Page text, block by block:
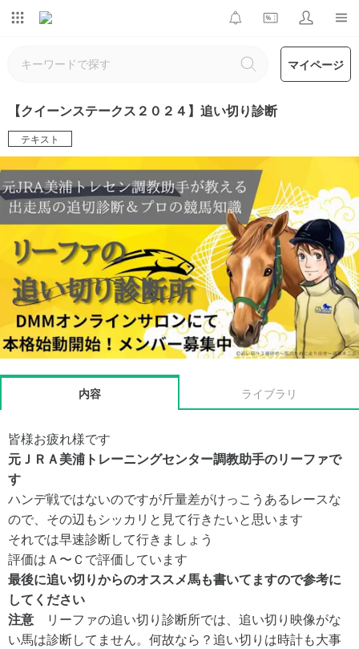
マイページ
【クイーンステークス２０２４】追い切り診断
テキスト
内容 ライブラリ
皆様お疲れ様です
元ＪＲＡ美浦トレーニングセンター調教助手のリーファで
す
ハンデ戦ではないのですが斤量差がけっこうあるレースな
ので、その辺もシッカリと見て行きたいと思います
それでは早速診断して行きましょう
評価はＡ〜Ｃで評価しています
最後に追い切りからのオススメ馬も書いてますので参考に
してください
注意 リーファの追い切り診断所では、追い切り映像がな
い馬は診断してません。何故なら？追い切りは時計も大事